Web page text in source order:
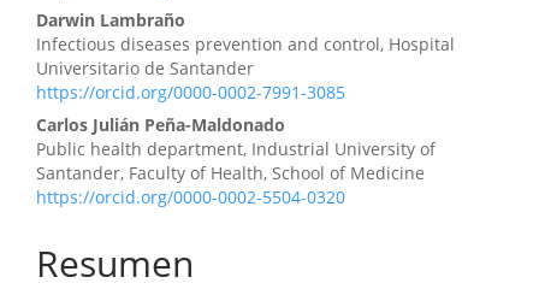
Darwin Lambraño
Infectious diseases prevention and control, Hospital
Universitario de Santander
https://orcid.org/0000-0002-7991-3085
Carlos Julián Peña-Maldonado
Public health department, Industrial University of
Santander, Faculty of Health, School of Medicine
https://orcid.org/0000-0002-5504-0320
Resumen